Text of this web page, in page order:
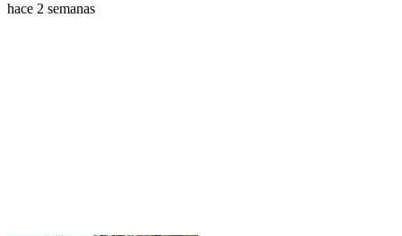
hace 2 semanas